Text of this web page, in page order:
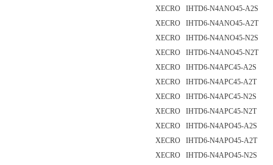
XECRO IHTD6-N4ANO45-A2S
XECRO IHTD6-N4ANO45-A2T
XECRO IHTD6-N4ANO45-N2S
XECRO IHTD6-N4ANO45-N2T
XECRO IHTD6-N4APC45-A2S
XECRO IHTD6-N4APC45-A2T
XECRO IHTD6-N4APC45-N2S
XECRO IHTD6-N4APC45-N2T
XECRO IHTD6-N4APO45-A2S
XECRO IHTD6-N4APO45-A2T
XECRO IHTD6-N4APO45-N2S